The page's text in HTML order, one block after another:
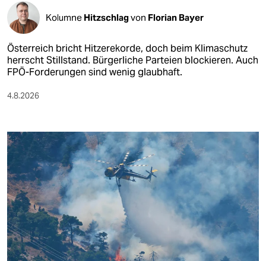
Kolumne Hitzschlagvon Florian Bayer
Österreich bricht Hitzerekorde, doch beim Klimaschutz
herrscht Stillstand. Bürgerliche Parteien blockieren. Auch
FPÖ-Forderungen sind wenig glaubhaft.
4.8.2026